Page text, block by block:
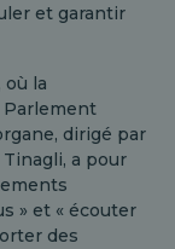
et garantir
la
Parlement
dirigé par
a pour
» et « écouter
des